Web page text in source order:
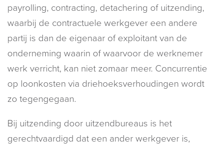
payrolling, contracting, detachering of uitzending,
waarbij de contractuele werkgever een andere
partij is dan de eigenaar of exploitant van de
onderneming waarin of waarvoor de werknemer
werk verricht, kan niet zomaar meer. Concurrentie
op loonkosten via driehoeksverhoudingen wordt
zo tegengegaan.
Bij uitzending door uitzendbureaus is het
gerechtvaardigd dat een ander werkgever is,